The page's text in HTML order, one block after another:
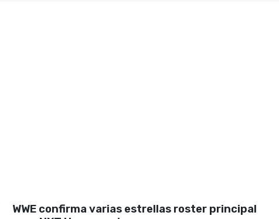
WWE confirma varias estrellas roster principal